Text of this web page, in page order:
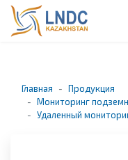
Главная
Продукция
Мониторинг
Удаленный